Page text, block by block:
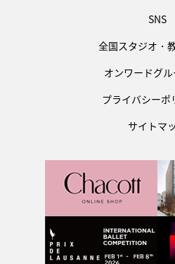
SNS
全国スタジオ・
オンワードグ
プライバシーポ
サイトマ